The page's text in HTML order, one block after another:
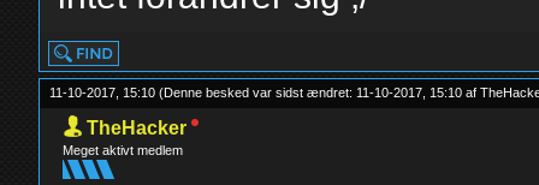
11-10-2017, 15:10(Denne besked var sidst ændret: 11-10-2017, 15:10 af
TheHacker
Meget aktivt medlem